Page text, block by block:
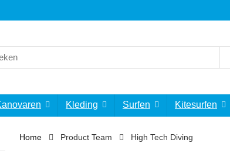
Kleding Surfen Kitesurfen
Home Product Team ‎High Tech Diving